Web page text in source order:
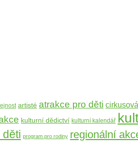
artisté atrakce pro děti
kulturní dědictví kulturní kalendář
program pro rodiny regionální